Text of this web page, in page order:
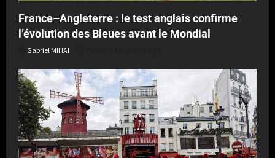
France–Angleterre : le test anglais confirme
l’évolution des Bleues avant le Mondial
Gabriel MIHAI